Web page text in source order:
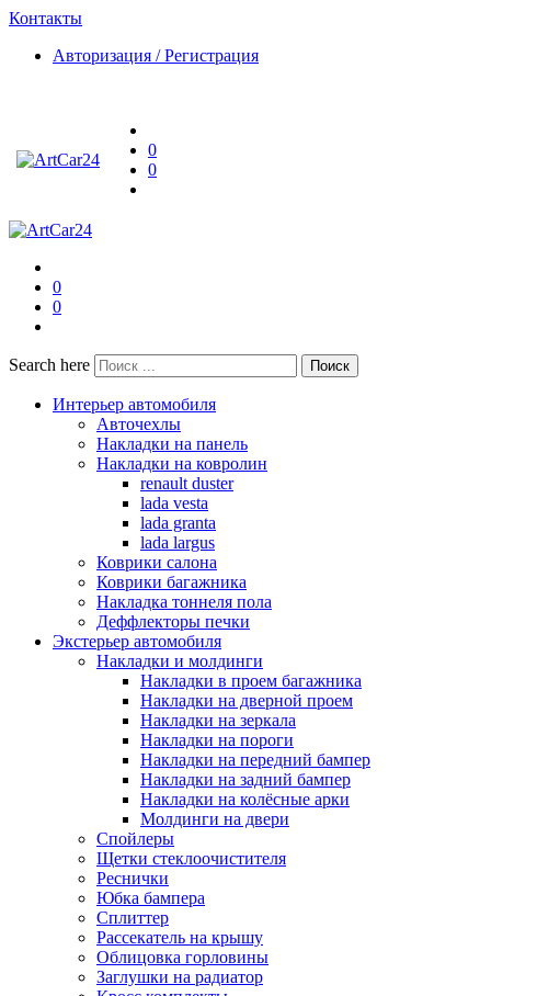
Контакты
Авторизация / Регистрация
0
0
0
0
Search here Поиск
Интерьер автомобиля
Авточехлы
Накладки на панель
Накладки на ковролин
renault duster
lada vesta
lada granta
lada largus
Коврики салона
Коврики багажника
Накладка тоннеля пола
Деффлекторы печки
Экстерьер автомобиля
Накладки и молдинги
Накладки в проем багажника
Накладки на дверной проем
Накладки на зеркала
Накладки на пороги
Накладки на передний бампер
Накладки на задний бампер
Накладки на колёсные арки
Молдинги на двери
Спойлеры
Щетки стеклоочистителя
Реснички
Юбка бампера
Сплиттер
Рассекатель на крышу
Облицовка горловины
Заглушки на радиатор